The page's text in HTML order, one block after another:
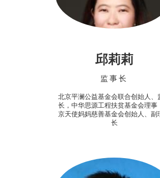
邱莉莉
监事长
北京平澜公益基金会联合创始人、
长，中华思源工程扶贫基金会理事
京天使妈妈慈善基金会创始人、副
长